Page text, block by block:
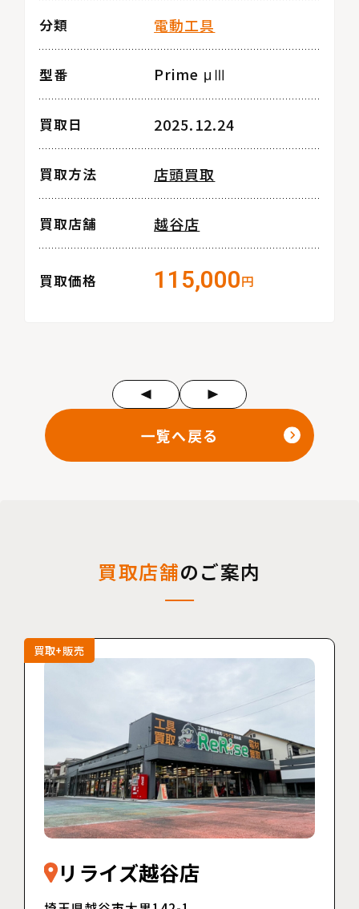
分類 電動工具
型番 Prime μⅢ
買取日 2025.12.24
買取方法 店頭買取
買取店舗 越谷店
買取価格 115,000円
一覧へ戻る
買取店舗のご案内
買取+販売
リライズ越谷店